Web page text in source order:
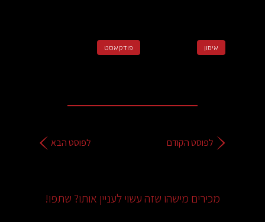
אימון פודקאסט
לפוסט הקודם לפוסט הבא
מכירים מישהו שזה עשוי לעניין אותו? שתפו!